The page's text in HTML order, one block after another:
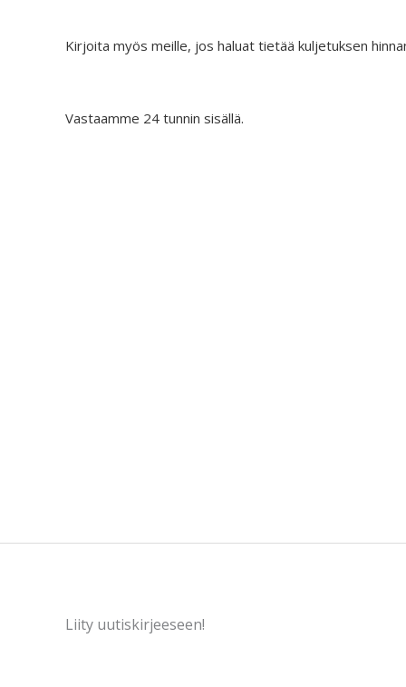
Kirjoita myös meille, jos haluat tietää kuljetuksen
Vastaamme 24 tunnin sisällä.
Liity uutiskirjeeseen!